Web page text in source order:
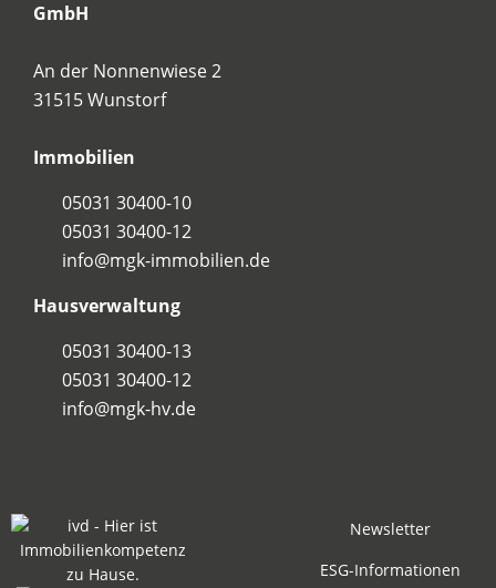
GmbH
An der Nonnenwiese 2
31515 Wunstorf
Immobilien
05031 30400-10
05031 30400-12
info@mgk-immobilien.de
Hausverwaltung
05031 30400-13
05031 30400-12
info@mgk-hv.de
Newsletter
ESG-Informationen